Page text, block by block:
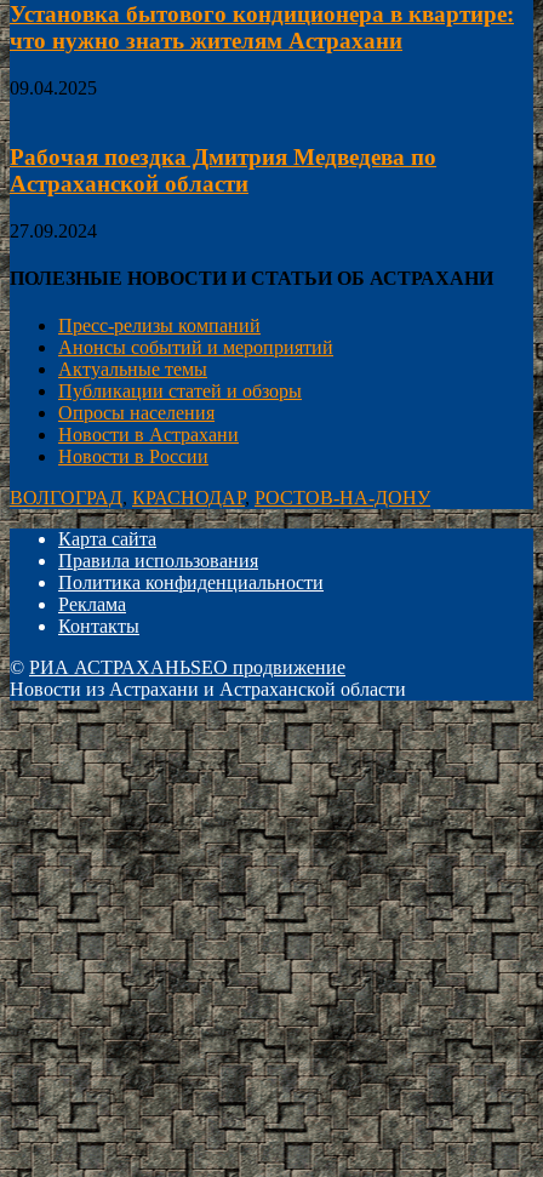
Установка бытового кондиционера в квартире:
что нужно знать жителям Астрахани
09.04.2025
Рабочая поездка Дмитрия Медведева по
Астраханской области
27.09.2024
ПОЛЕЗНЫЕ НОВОСТИ И СТАТЬИ ОБ АСТРАХАНИ
Пресс-релизы компаний
Анонсы событий и мероприятий
Актуальные темы
Публикации статей и обзоры
Опросы населения
Новости в Астрахани
Новости в России
ВОЛГОГРАД, КРАСНОДАР, РОСТОВ-НА-ДОНУ
Карта сайта
Правила использования
Политика конфиденциальности
Реклама
Контакты
© РИА АСТРАХАНЬSEO продвижение
Новости из Астрахани и Астраханской области